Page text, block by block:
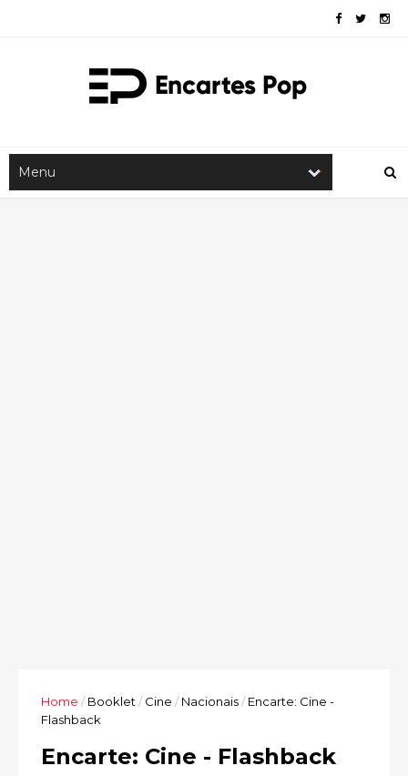
Home / Booklet / Cine / Nacionais/ Encarte: Cine -
Flashback
Encarte: Cine - Flashback